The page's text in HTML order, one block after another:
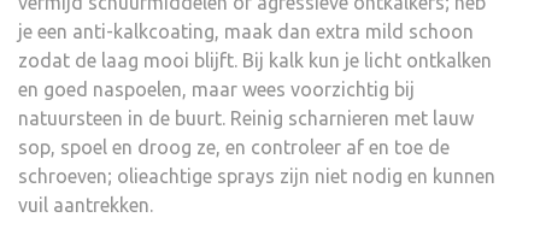
je een anti-kalkcoating, maak dan extra mild schoon
zodat de laag mooi blijft. Bij kalk kun je licht ontkalken
en goed naspoelen, maar wees voorzichtig bij
natuursteen in de buurt. Reinig scharnieren met lauw
sop, spoel en droog ze, en controleer af en toe de
schroeven; olieachtige sprays zijn niet nodig en kunnen
vuil aantrekken.